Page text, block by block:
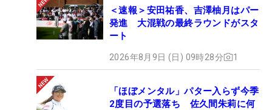
＜速報＞安田祐香、吉澤柚月はパー
発進 大混戦の最終ラウンドがスタ
ート
2026年8月9日 (日) 09時28分 1
「ほぼメンタル」パター入らず今季
2度目の予選落ち 佐久間朱莉に何